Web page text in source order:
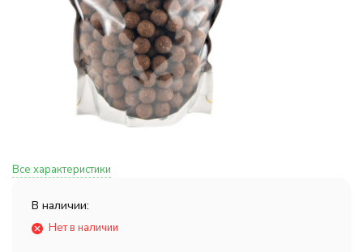
Все характеристики
В наличии:
Нет в наличии